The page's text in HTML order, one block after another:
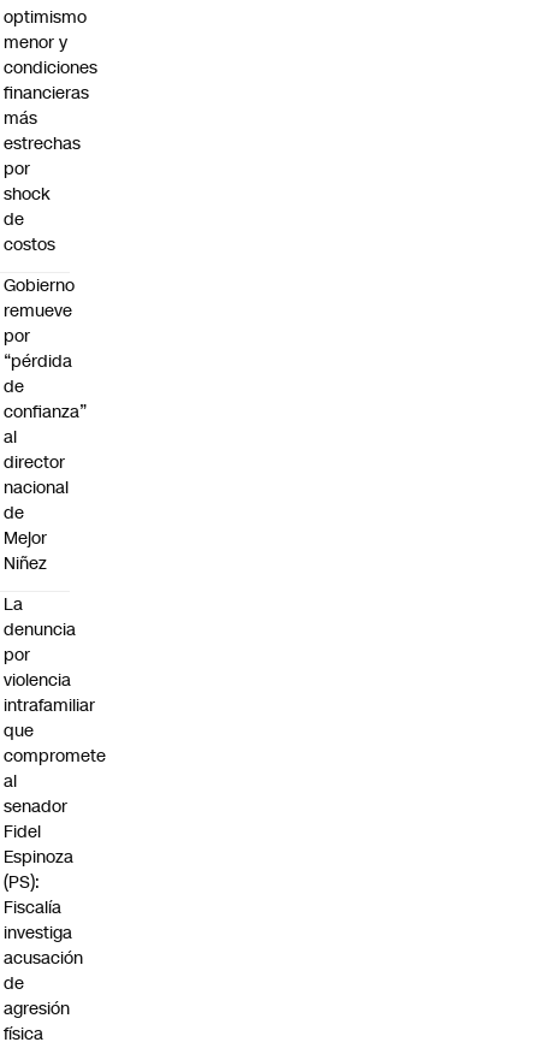
optimismo
menor y
condiciones
financieras
más
estrechas
por
shock
de
costos
Gobierno
remueve
por
“pérdida
de
confianza”
al
director
nacional
de
Mejor
Niñez
La
denuncia
por
violencia
intrafamiliar
que
compromete
al
senador
Fidel
Espinoza
(PS):
Fiscalía
investiga
acusación
de
agresión
física